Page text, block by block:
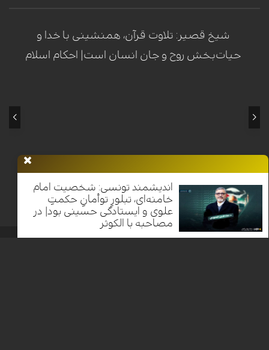
شیخ قصیر: تلاوت قرآن، همنشینی با خدا و
حیات‌بخش روح و جان انسان است| احکام اسلام
اندیشمند تونسی: شخصیت امام
خامنه‌ای، تبلورِ توأمانِ حکمتِ
علوی و ایستادگی حسینی بود| در
مصاحبه با الکوثر